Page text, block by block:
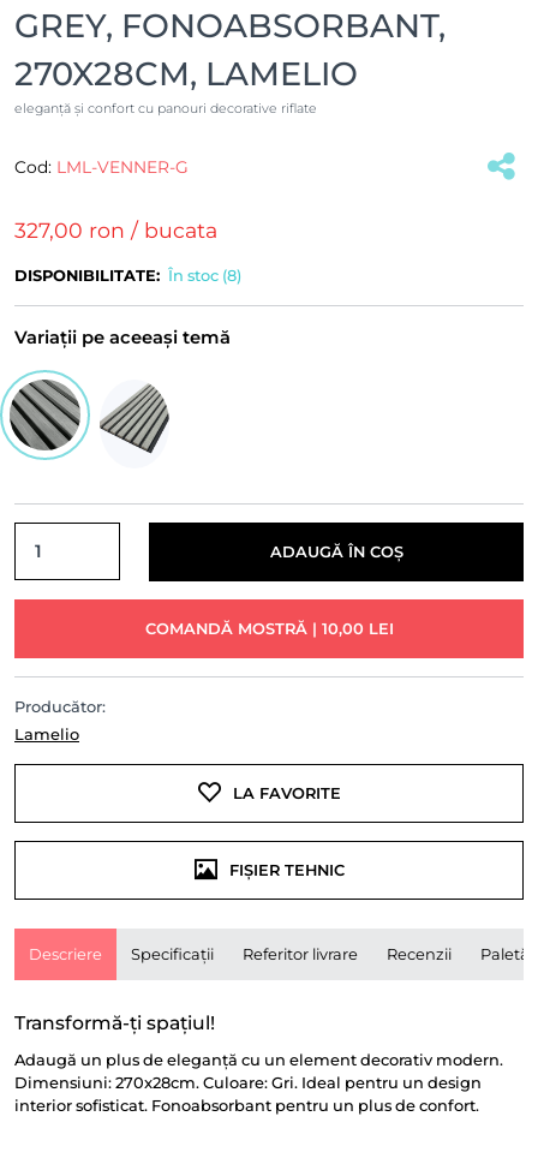
GREY, FONOABSORBANT,
270X28CM, LAMELIO
eleganță și confort cu panouri decorative riflate
Cod: LML-VENNER-G
327,00 ron / bucata
DISPONIBILITATE: În stoc (8)
Variații pe aceeași temă
ADAUGĂ ÎN COȘ
COMANDĂ MOSTRĂ | 10,00 LEI
Producător:
Lamelio
LA FAVORITE
FIȘIER TEHNIC
Descriere Specificații Referitor livrare Recenzii Paletă
Transformă-ți spațiul!
Adaugă un plus de eleganță cu un element decorativ modern.
Dimensiuni: 270x28cm. Culoare: Gri. Ideal pentru un design
interior sofisticat. Fonoabsorbant pentru un plus de confort.